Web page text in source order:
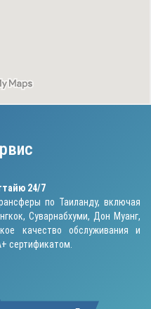
24/7
по Таиланду, включая
Суварнабхуми, Дон Муанг,
качество обслуживания и
сертификатом.